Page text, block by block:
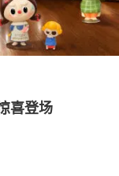
喜登场